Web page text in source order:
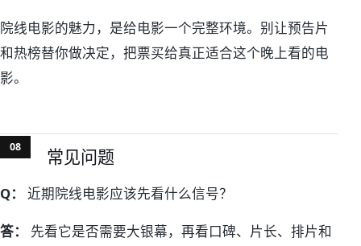
院线电影的魅力，是给电影一个完整环境。别让预告片
和热榜替你做决定，把票买给真正适合这个晚上看的电
影。
常见问题
Q： 近期院线电影应该先看什么信号？
答：
先看它是否需要大银幕，再看口碑、片长、排片和